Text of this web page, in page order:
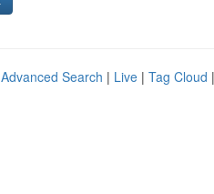
Advanced Search | Live | Tag Cloud |